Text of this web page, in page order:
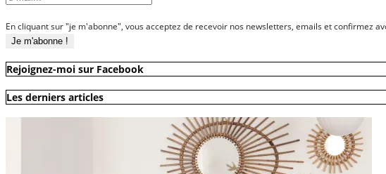
En cliquant sur "je m'abonne", vous acceptez de recevoir nos newsletters, emails et confirmez
Rejoignez-moi sur Facebook
Les derniers articles